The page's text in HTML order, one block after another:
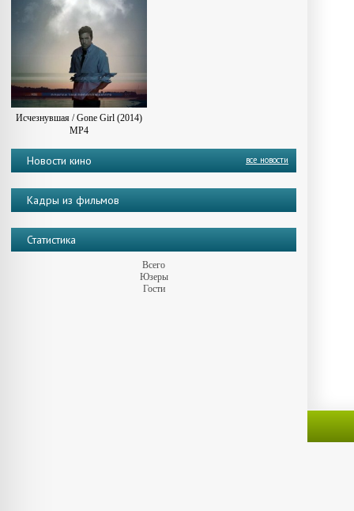
Исчезнувшая / Gone Girl (2014)
MP4
Новости кино все новости
Кадры из фильмов
Статистика
Всего
Юзеры
Гости